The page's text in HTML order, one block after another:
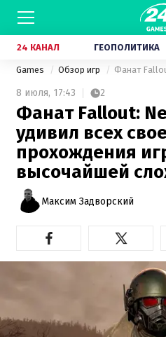
24 КАНАЛ ГЕОПОЛИТИКА
Games Обзор игр
8 июля, 17:43 2
Фанат Fallout:
удивил всех
прохождения
высочайшей
Максим Задворский